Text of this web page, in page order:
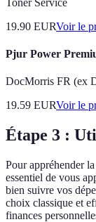
19.90 EURVoir le
Pjur Power
DocMorris FR (ex
19.59 EURVoir le
Étape 3 :
Pour appréhender
essentiel de vous
bien suivre vos
choix classique et
finances